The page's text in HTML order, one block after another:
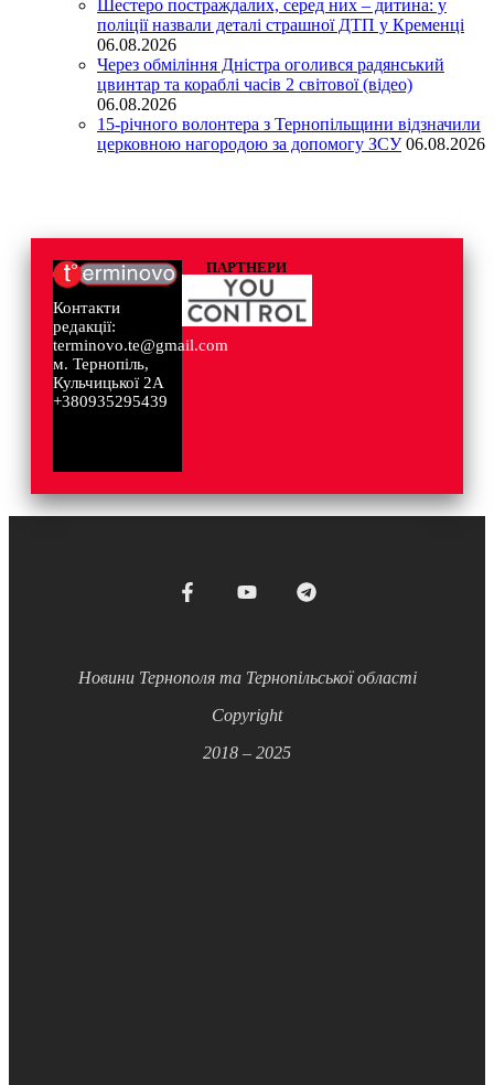
Шестеро постраждалих, серед них – дитина: у
поліції назвали деталі страшної ДТП у Кременці
06.08.2026
Через обміління Дністра оголився радянський
цвинтар та кораблі часів 2 світової (відео)
06.08.2026
15-річного волонтера з Тернопільщини відзначили
церковною нагородою за допомогу ЗСУ 06.08.2026
Контакти
редакції:
terminovo.te@gmail.com
м. Тернопіль,
Кульчицької 2А
+380935295439
ПАРТНЕРИ
Новини Тернополя та Тернопільської області
Copyright
2018 – 2025